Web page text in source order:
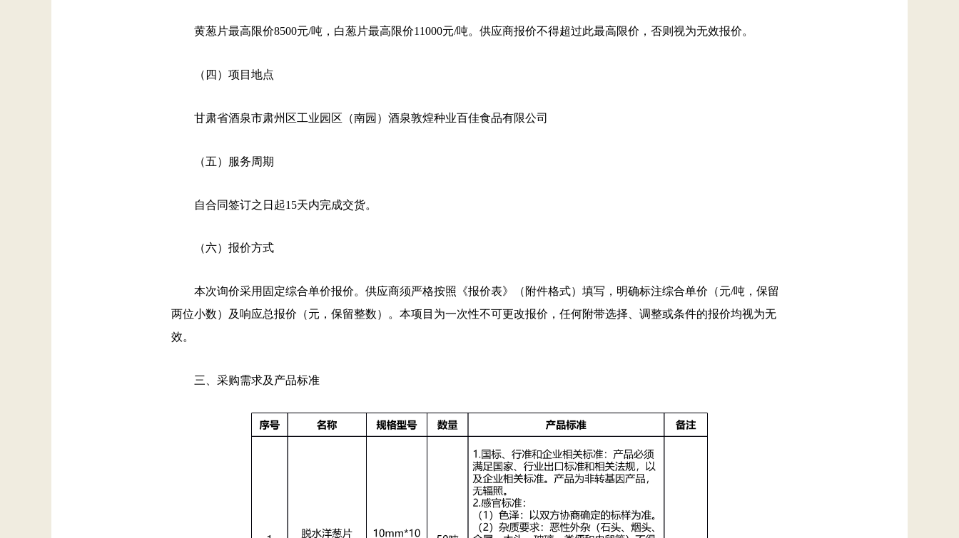
黄葱片最高限价8500元/吨，白葱片最高限价11000元/吨。供应商报价不得超过此最高限价，否则视为无效报价。
（四）项目地点
甘肃省酒泉市肃州区工业园区（南园）酒泉敦煌种业百佳食品有限公司
（五）服务周期
自合同签订之日起15天内完成交货。
（六）报价方式
本次询价采用固定综合单价报价。供应商须严格按照《报价表》（附件格式）填写，明确标注综合单价（元/吨，保留
两位小数）及响应总报价（元，保留整数）。本项目为一次性不可更改报价，任何附带选择、调整或条件的报价均视为无
效。
三、采购需求及产品标准